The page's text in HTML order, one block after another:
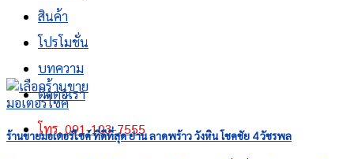
สินค้า
โปรโมชั่น
บทความ
ติดต่อเรา
โทร. 091-103-7555
ร้านขายมอเตอร์ไซค์ ที่ดีที่สุด ย่าน ลาดพร้าว วังหิน โชคชัย 4 วัชรพล